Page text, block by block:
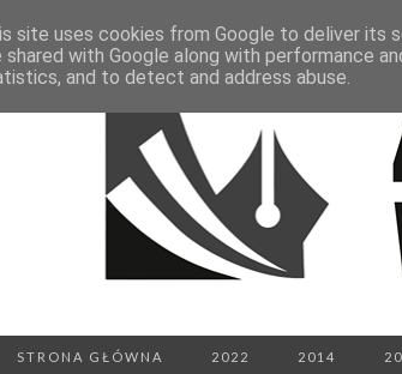
STRONA GŁÓWNA 2022 2014
site uses cookies from Google to deliver its
shared with Google along with performance
and to detect and address abuse.